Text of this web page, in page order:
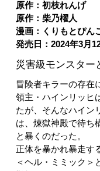
原作：初枝れんげ
原作：柴乃櫂人
漫画：くりもとぴん
発売日：2024年3月
災害級モンスター
冒険者キラーの存在
領主・ハインリッヒ
たが、そんなハイン
は、煉獄神殿で待ち
と暴くのだった。
正体を暴かれ暴走す
＜ヘル・ミミック＞